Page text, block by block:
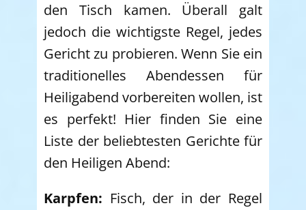
den Tisch kamen. Überall galt
jedoch die wichtigste Regel, jedes
Gericht zu probieren. Wenn Sie ein
traditionelles Abendessen für
Heiligabend vorbereiten wollen, ist
es perfekt! Hier finden Sie eine
Liste der beliebtesten Gerichte für
den Heiligen Abend:
Karpfen: Fisch, der in der Regel